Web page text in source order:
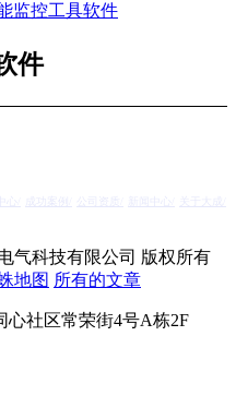
监控工具软件
件
成功案例/ 公司资质/
气科技有限公司 版权所有
地图 所有的文章
心社区常荣街4号A栋2F